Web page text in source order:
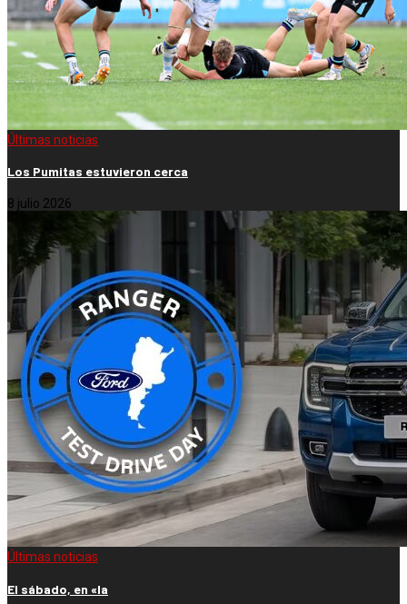
Últimas noticias
Los Pumitas estuvieron cerca
8 julio 2026
Últimas noticias
El sábado, en «la